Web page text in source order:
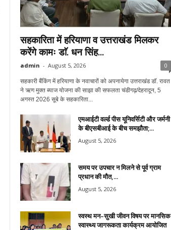
सहकारिता में हरियाणा व उत्तराखंड मिलकर
करेंगे कामः डाॅ. धन सिंह...
admin - August 5, 2026 0
सहकारी बैंकिंग में हरियाणा के नवाचारों को अपनायेगा उत्तराखंड डाॅ. रावत
ने ऋण मुक्त ब्याज योजना की साझा की सफलता चंडीगढ़/देहरादून, 5
अगस्त 2026 सूबे के सहकारिता...
एमआईटी वर्ल्ड पीस यूनिवर्सिटी और जर्मनी
के बीएसबीआई के बीच समझौता;...
August 5, 2026
समय पर उपचार न मिलने से पूर्व ग्राम
प्रधान की मौत,...
August 5, 2026
स्वस्थ मन–सुखी जीवन विषय पर मानसिक
स्वास्थ्य जागरूकता कार्यक्रम आयोजित